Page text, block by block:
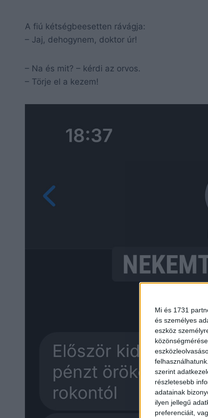
Mi és 1731
és személyes
eszköz
szerint
részletesebb
adatainak
ilyen jellegű
preferenciáit,
A fiú kétségbeesetten rávágja:
– Jaj, dehogynem, doktor úr!
– Na és mit? – kérdi az orvos.
– Törje el a kezem!